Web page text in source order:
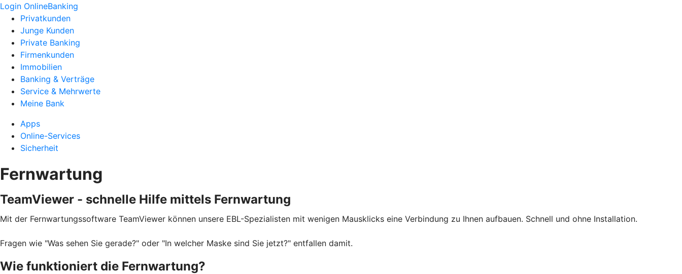
Login OnlineBanking
Privatkunden
Junge Kunden
Private Banking
Firmenkunden
Immobilien
Banking & Verträge
Service & Mehrwerte
Meine Bank
Apps
Online-Services
Sicherheit
Fernwartung
TeamViewer - schnelle Hilfe mittels Fernwartung
Mit der Fernwartungssoftware TeamViewer können unsere EBL-Spezialisten mit wenigen Mausklicks eine Verbindung zu Ihnen aufbauen. Schnell und ohne Installation.
Fragen wie "Was sehen Sie gerade?" oder "In welcher Maske sind Sie jetzt?" entfallen damit.
Wie funktioniert die Fernwartung?